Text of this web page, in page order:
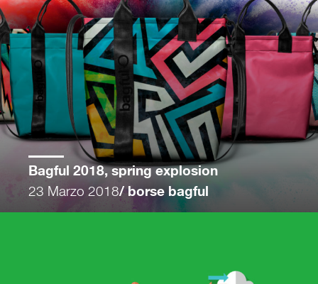
Bagful 2018, spring explosion
23 Marzo 2018/ borse bagful